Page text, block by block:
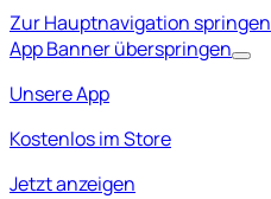
Zur Hauptnavigation springen
App Banner überspringen
Unsere App
Kostenlos im Store
Jetzt anzeigen